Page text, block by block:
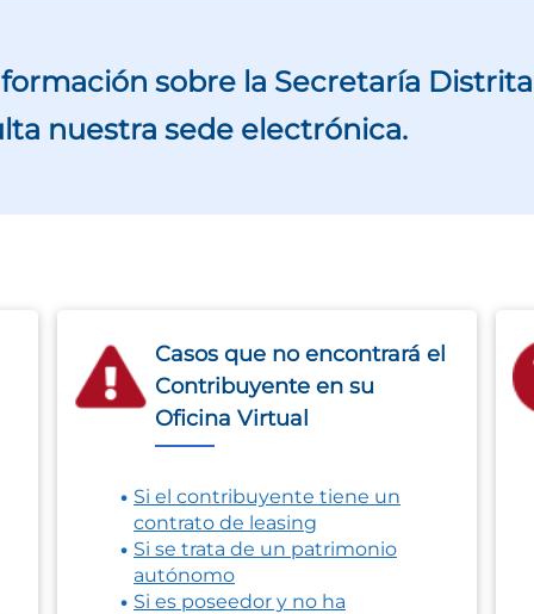
sobre la Secretaría
nuestra sede electrónica.
Casos que no encontrará el
Contribuyente en su
Oficina Virtual
Si el contribuyente tiene un
contrato de leasing
Si se trata de un patrimonio
autónomo
Si es poseedor y no ha